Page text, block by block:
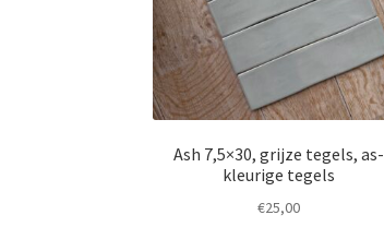
Ash 7,5×30, grijze tegels, as-
kleurige tegels
€25,00